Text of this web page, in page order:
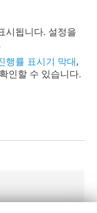
시됩니다. 설정을
행률 표시기 막대,
인할 수 있습니다.